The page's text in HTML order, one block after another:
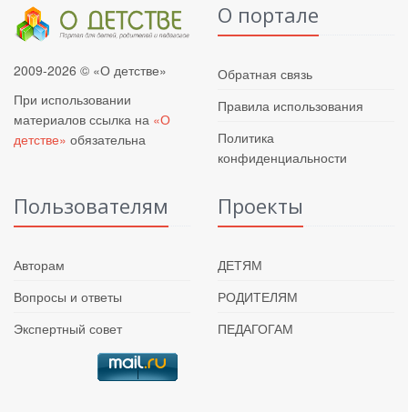
2009-2026 © «О детстве»
При использовании
материалов ссылка на «О
детстве» обязательна
О портале
Обратная связь
Правила использования
Политика
конфиденциальности
Пользователям
Авторам
Вопросы и ответы
Экспертный совет
Проекты
ДЕТЯМ
РОДИТЕЛЯМ
ПЕДАГОГАМ